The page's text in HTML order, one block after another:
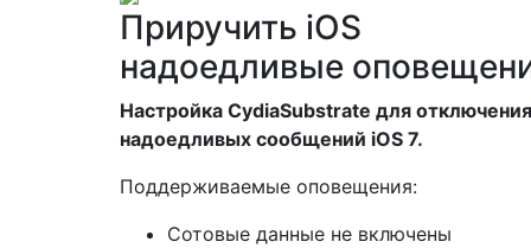
Приручить iOS
надоедливые
Настройка CydiaSubstrate для отключения
надоедливых сообщений iOS 7.
Поддерживаемые оповещения:
Сотовые данные не включены